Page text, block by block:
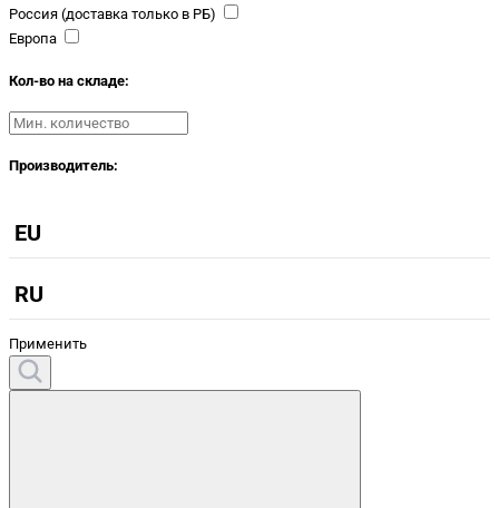
Россия (доставка только в РБ)
Европа
Кол-во на складе:
Производитель:
EU
RU
Применить